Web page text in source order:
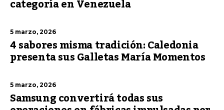
categoría en Venezuela
5 marzo, 2026
4 sabores misma tradición: Caledonia
presenta sus Galletas María Momentos
5 marzo, 2026
Samsung convertirá todas sus